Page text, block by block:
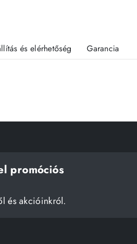
és elérhetőség Garancia
promóciós
és akcióinkról.